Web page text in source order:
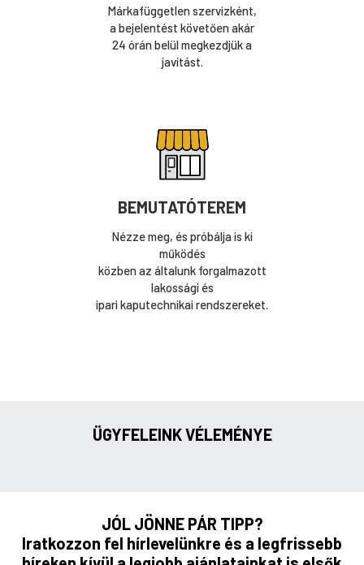
Márkafüggetlen szervizként,
a bejelentést követően akár
24 órán belül megkezdjük a
javítást.
BEMUTATÓTEREM
Nézze meg, és próbálja is ki
működés
közben az általunk forgalmazott
lakossági és
ipari kaputechnikai rendszereket.
ÜGYFELEINK VÉLEMÉNYE
JÓL JÖNNE PÁR TIPP?
Iratkozzon fel hírlevelünkre és a legfrissebb